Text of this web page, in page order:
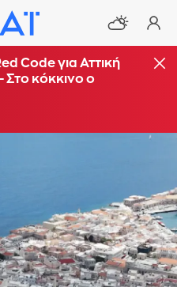
Code για Αττική
Στο κόκκινο ο